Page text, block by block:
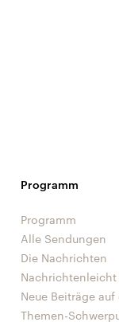
Programm
Programm
Alle Sendungen
Die Nachrichten
Nachrichtenleicht
Neue Beiträge auf
Themen-